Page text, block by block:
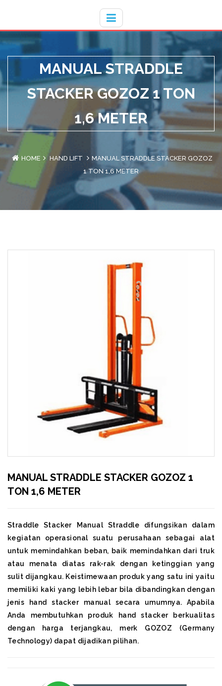
MANUAL STRADDLE
STACKER GOZOZ 1 TON
1,6 METER
HOME HAND LIFT
MANUAL STRADDLE STACKER GOZOZ
1 TON 1,6 METER
MANUAL STRADDLE STACKER GOZOZ 1
TON 1,6 METER
Straddle Stacker Manual Straddle difungsikan dalam
kegiatan operasional suatu perusahaan sebagai alat
untuk memindahkan beban, baik memindahkan dari truk
atau menata diatas rak-rak dengan ketinggian yang
sulit dijangkau. Keistimewaan produk yang satu ini yaitu
memiliki kaki yang lebih lebar bila dibandingkan dengan
jenis hand stacker manual secara umumnya. Apabila
Anda membutuhkan produk hand stacker berkualitas
dengan harga terjangkau, merk GOZOZ (Germany
Technology) dapat dijadikan pilihan.